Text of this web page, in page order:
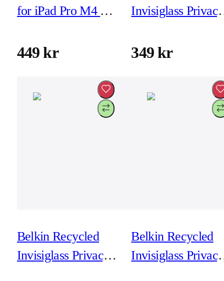
for iPad Pro M4 13-
montering)
449 kr
Invisiglass Privacy
(exkl montering)
349 kr
Belkin Recycled
Invisiglass Privacy
Belkin Recycled
Invisiglass Privacy